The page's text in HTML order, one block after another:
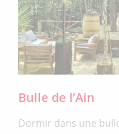
Bulle de l’Ain
Dormir dans une